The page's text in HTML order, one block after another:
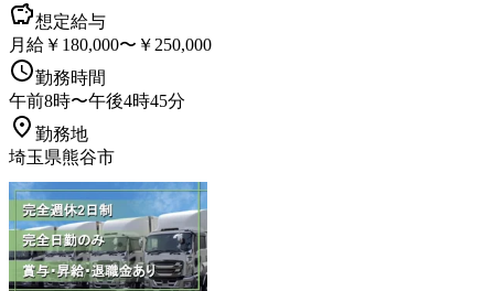
想定給与
月給￥180,000〜￥250,000
勤務時間
午前8時〜午後4時45分
勤務地
埼玉県熊谷市